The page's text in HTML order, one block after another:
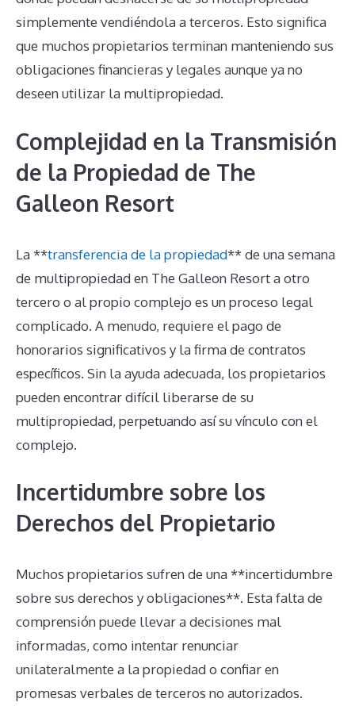
simplemente vendiéndola a terceros. Esto significa
que muchos propietarios terminan manteniendo sus
obligaciones financieras y legales aunque ya no
deseen utilizar la multipropiedad.
Complejidad en la Transmisión
de la Propiedad de The
Galleon Resort
La **transferencia de la propiedad** de una semana
de multipropiedad en The Galleon Resort a otro
tercero o al propio complejo es un proceso legal
complicado. A menudo, requiere el pago de
honorarios significativos y la firma de contratos
específicos. Sin la ayuda adecuada, los propietarios
pueden encontrar difícil liberarse de su
multipropiedad, perpetuando así su vínculo con el
complejo.
Incertidumbre sobre los
Derechos del Propietario
Muchos propietarios sufren de una **incertidumbre
sobre sus derechos y obligaciones**. Esta falta de
comprensión puede llevar a decisiones mal
informadas, como intentar renunciar
unilateralmente a la propiedad o confiar en
promesas verbales de terceros no autorizados.